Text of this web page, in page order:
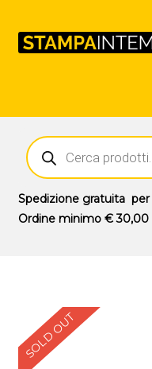
Outlet
Prodotti
Novità
Ricerca
prodotti
Spedizione gratuitaper
Ordine minimo € 30,00
SOLD OUT